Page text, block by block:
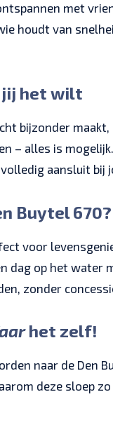
met
houdt van
jij het wilt
bijzonder
– alles is
aansluit bij
Buytel 670?
voor
dag op het
zonder
het zelf!
naar de Den
deze sloep